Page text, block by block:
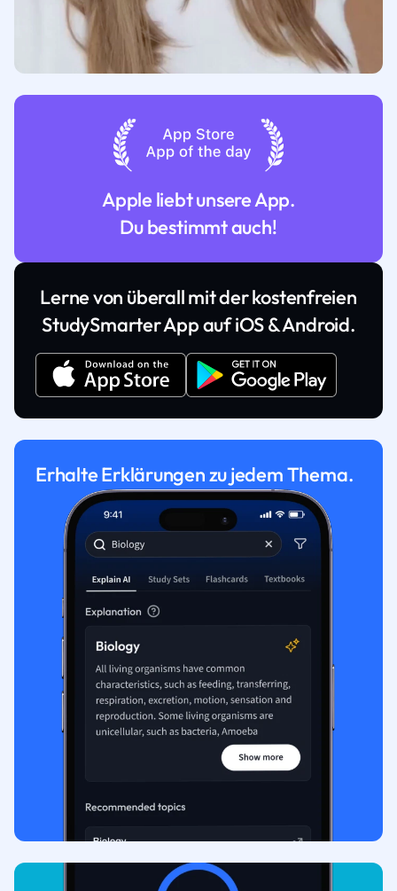
Apple liebt unsere App.
Du bestimmt auch!
Lerne von überall mit der kostenfreien
StudySmarter App auf iOS & Android.
Erhalte Erklärungen zu jedem Thema.